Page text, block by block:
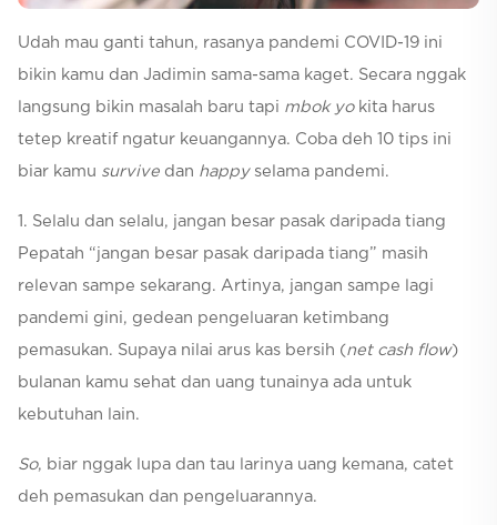
Udah mau ganti tahun, rasanya pandemi COVID-19 ini
bikin kamu dan Jadimin sama-sama kaget. Secara nggak
langsung bikin masalah baru tapi mbok yo kita harus
tetep kreatif ngatur keuangannya. Coba deh 10 tips ini
biar kamu survive dan happy selama pandemi.
1. Selalu dan selalu, jangan besar pasak daripada tiang
Pepatah “jangan besar pasak daripada tiang” masih
relevan sampe sekarang. Artinya, jangan sampe lagi
pandemi gini, gedean pengeluaran ketimbang
pemasukan. Supaya nilai arus kas bersih (net cash flow)
bulanan kamu sehat dan uang tunainya ada untuk
kebutuhan lain.
So, biar nggak lupa dan tau larinya uang kemana, catet
deh pemasukan dan pengeluarannya.